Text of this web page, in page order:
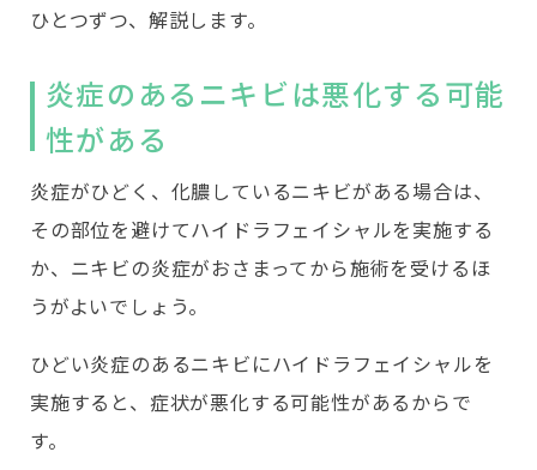
ひとつずつ、解説します。
炎症のあるニキビは悪化する可能
性がある
炎症がひどく、化膿しているニキビがある場合は、
その部位を避けてハイドラフェイシャルを実施する
か、ニキビの炎症がおさまってから施術を受けるほ
うがよいでしょう。
ひどい炎症のあるニキビにハイドラフェイシャルを
実施すると、症状が悪化する可能性があるからで
す。